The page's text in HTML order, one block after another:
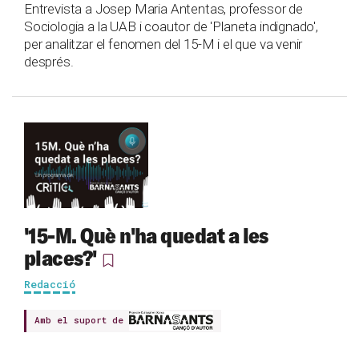
Entrevista a Josep Maria Antentas, professor de
Sociologia a la UAB i coautor de 'Planeta indignado',
per analitzar el fenomen del 15-M i el que va venir
després.
'15-M. Què n'ha quedat a les
places?'
Redacció
Amb el suport de